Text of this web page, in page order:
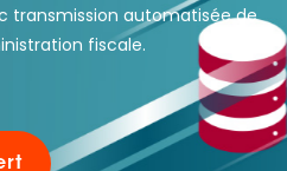
transmission automatisée de
fiscale.